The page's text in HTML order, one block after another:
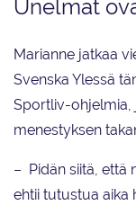
Unelmat
Marianne jatkaa
Svenska Ylessä
Sportliv-ohjelmia,
menestyksen
– Pidän siitä, että
ehtii tutustua aika